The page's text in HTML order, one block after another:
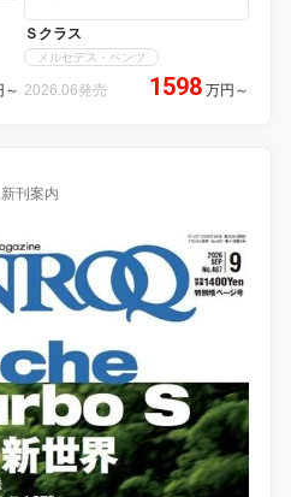
～
Ｓクラス
メルセデス・ベンツ
2026.06発売 1598 万円 ～
新刊案内